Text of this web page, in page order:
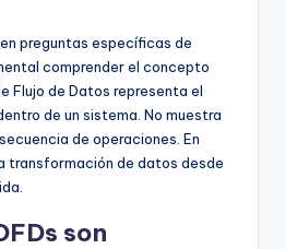
preguntas específicas de
comprender el concepto
Flujo de Datos representa el
de un sistema. No muestra
de operaciones. En
transformación de datos desde
son